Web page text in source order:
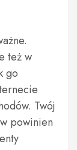
też w
go
Twój
powinien